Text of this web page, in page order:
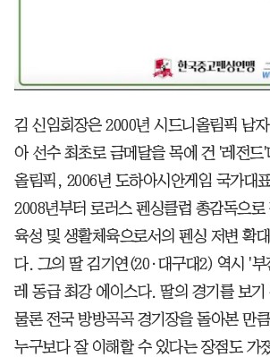
김 신임회장은 2000년 시드니올림픽 남
아 선수 최초로 금메달을 목에 건 '레전드'
올림픽, 2006년 도하아시안게임 국가대
2008년부터 로러스 펜싱클럽 총감독으로
육성 및 생활체육으로서의 펜싱 저변 확
다. 그의 딸 김기연(20·대구대2) 역시 '
레 동급 최강 에이스다. 딸의 경기를 보기
물론 전국 방방곡곡 경기장을 돌아본 만
누구보다 잘 이해할 수 있다는 장점도 가